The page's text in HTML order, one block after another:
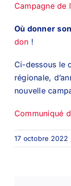
Campagne de
Où donner
don !
Ci-dessous le
régionale,
nouvelle
Communiqué
17 octobre 2022